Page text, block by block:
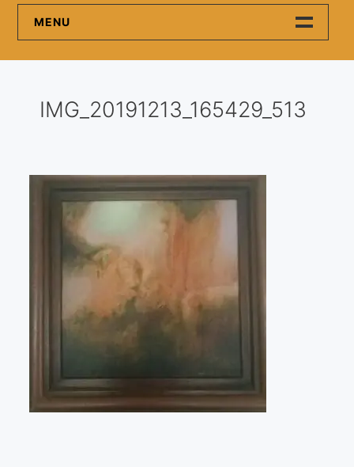
MENU
Artistas
Visitas a los ateliers o talleres de artistas
Presse
Qué dicen de nosotros?
Política de cookies
Expositions
Bruit de gommettes Paris 2025
IMG_20191213_165429_513